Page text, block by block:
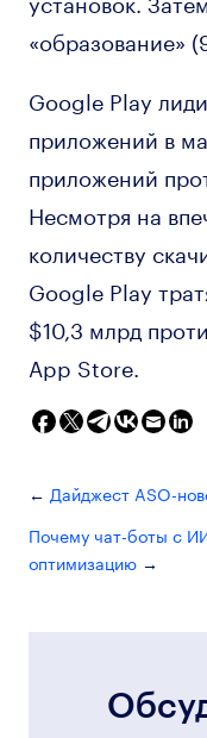
«образование»
Google Play
приложений в
приложений
Несмотря на
количеству
Google Play
$10,3 млрд
App Store.
Дайджест ASO-
Почему чат-боты с
оптимизацию